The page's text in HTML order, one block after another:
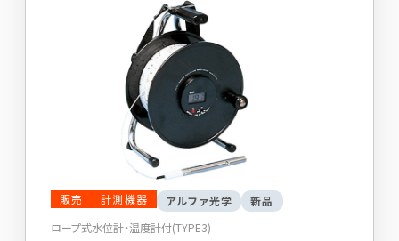
販売 計測機器 アルファ光学
新品
ロープ式水位計・温度計付(TYPE3)